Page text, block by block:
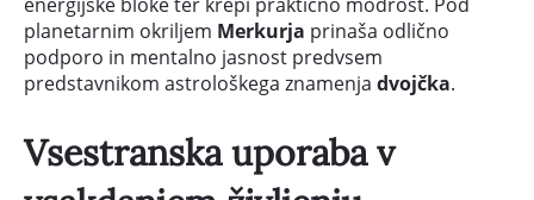
planetarnim okriljem Merkurja prinaša odlično
podporo in mentalno jasnost predvsem
predstavnikom astrološkega znamenja dvojčka.
Vsestranska uporaba v